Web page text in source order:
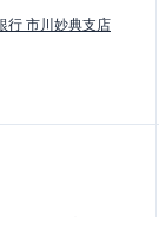
行 市川妙典支店